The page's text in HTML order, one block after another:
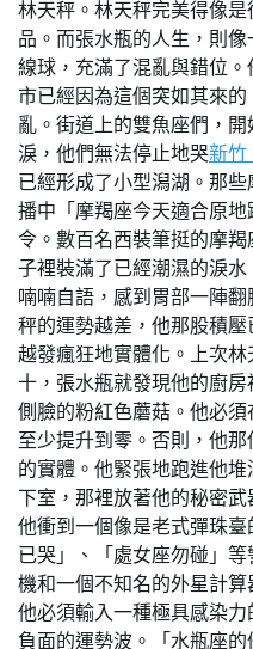
林天秤。林天秤完美得像
品。而張水瓶的人生，則
線球，充滿了混亂與錯位
市已經因為這個突如其來
亂。街道上的雙魚座們，
淚，他們無法停止地哭新竹
已經形成了小型潟湖。那
播中「摩羯座今天適合原
令。數百名西裝筆挺的摩
子裡裝滿了已經潮濕的淚
喃喃自語，感到胃部一陣
秤的運勢越差，他那股積
越發瘋狂地實體化。上次
十，張水瓶就發現他的廚
側臉的粉紅色蘑菇。他必
至少提升到零。否則，他
的實體。他緊張地跑進他
下室，那裡放著他的秘密武
他衝到一個像是老式彈珠
已哭」、「處女座勿碰」
機和一個不知名的外星計
他必須輸入一種極具感染
負面的運勢波。「水瓶座